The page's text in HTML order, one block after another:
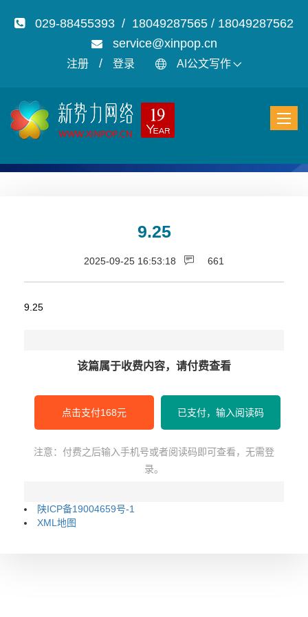
029-88455393 / 18049287565 / 18049287562
service@xinpop.cn
注册 / 登录 AI公文写作
9.25
2025-09-25 16:53:18 661
9.25
该篇属于收费内容，请付费查看
点击支付168元 已支付，输入阅读码
注意：付费之后输入手机号或者阅读码即可查看，无需登
录。
陕ICP备19004659号-1
XML地图